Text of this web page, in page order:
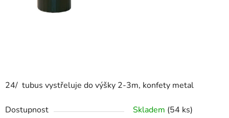
24/ tubus vystřeluje do výšky 2-3m, konfety metal
Dostupnost Skladem (54 ks)